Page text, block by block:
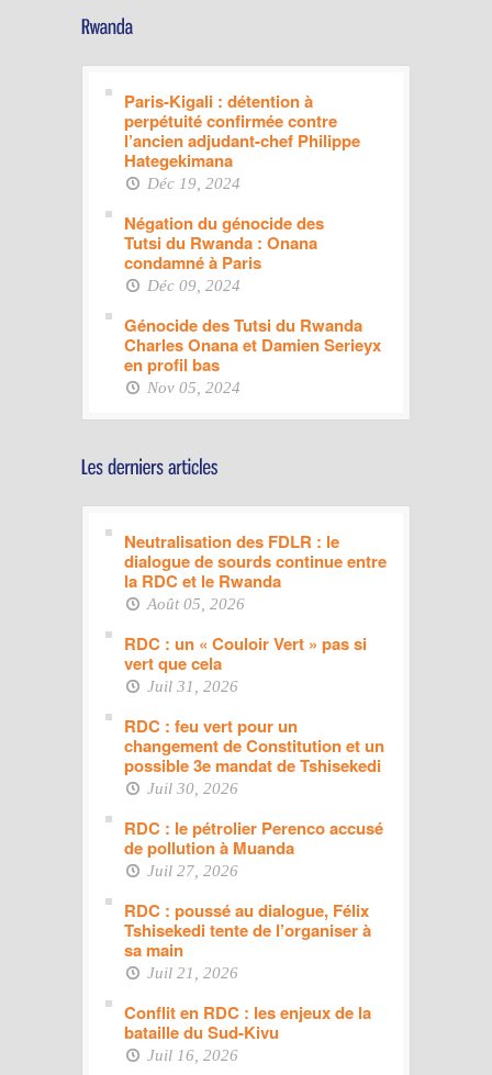
Paris-Kigali : détention à
perpétuité confirmée contre
l’ancien adjudant-chef Philippe
Hategekimana
Déc 19, 2024
Négation du génocide des
Tutsi du Rwanda : Onana
condamné à Paris
Déc 09, 2024
Génocide des Tutsi du Rwanda
Charles Onana et Damien Serieyx
en profil bas
Nov 05, 2024
Neutralisation des FDLR : le
dialogue de sourds continue entre
la RDC et le Rwanda
Août 05, 2026
RDC : un « Couloir Vert » pas si
vert que cela
Juil 31, 2026
RDC : feu vert pour un
changement de Constitution et un
possible 3e mandat de Tshisekedi
Juil 30, 2026
RDC : le pétrolier Perenco accusé
de pollution à Muanda
Juil 27, 2026
RDC : poussé au dialogue, Félix
Tshisekedi tente de l’organiser à
sa main
Juil 21, 2026
Conflit en RDC : les enjeux de la
bataille du Sud-Kivu
Juil 16, 2026